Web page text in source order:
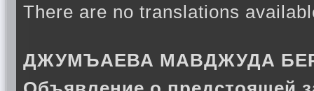
There are no translations
ДЖУМЪАЕВА МАВДЖУДА